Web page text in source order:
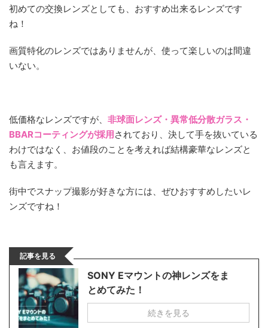
初めての交換レンズとしても、おすすめ出来るレンズです
ね！
画質特化のレンズではありませんが、使って楽しいのは間違
いない。
低価格なレンズですが、 非球面レンズ・異常低分散ガラス・
BBARコーティングが採用されており、決して手を抜いている
わけではなく、お値段のことを考えれば結構豪華なレンズと
も言えます。
街中でスナップ撮影が好きな方には、ぜひおすすめしたいレ
ンズですね！
記事を見る
SONY Eマウントの神レンズをま
とめてみた！
続きを見る